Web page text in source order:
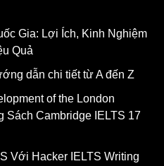
Gia: Lợi Ích, Kinh Nghiệm
Quả
dẫn chi tiết từ A đến Z
of the London
Sách Cambridge IELTS 17
Với Hacker IELTS Writing